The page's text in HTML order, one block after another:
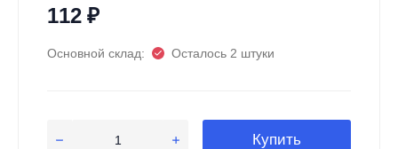
112₽
Основной склад: Осталось 2 штуки
Купить